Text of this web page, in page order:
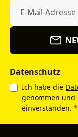
Datenschutz
Ich habe die
genommen und
einverstanden. *